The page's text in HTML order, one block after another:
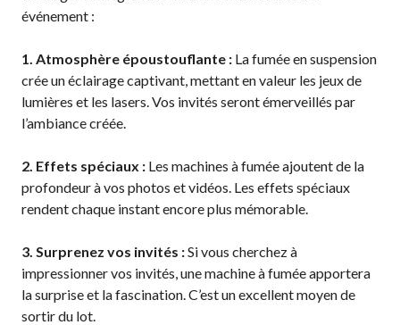
événement :
1. Atmosphère époustouflante : La fumée en suspension
crée un éclairage captivant, mettant en valeur les jeux de
lumières et les lasers. Vos invités seront émerveillés par
l’ambiance créée.
2. Effets spéciaux : Les machines à fumée ajoutent de la
profondeur à vos photos et vidéos. Les effets spéciaux
rendent chaque instant encore plus mémorable.
3. Surprenez vos invités :Si vous cherchez à
impressionner vos invités, une machine à fumée apportera
la surprise et la fascination. C’est un excellent moyen de
sortir du lot.